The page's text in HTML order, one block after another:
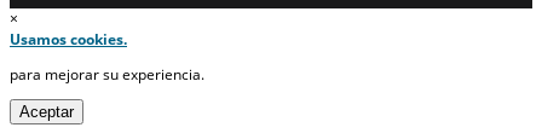
×
Usamos cookies.
para mejorar su experiencia.
Aceptar